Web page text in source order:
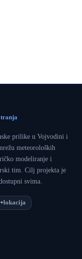
prilike u Vojvodini i
meteoroloških
modeliranje i
tim. Cilj projekta je
svima.
lokacija